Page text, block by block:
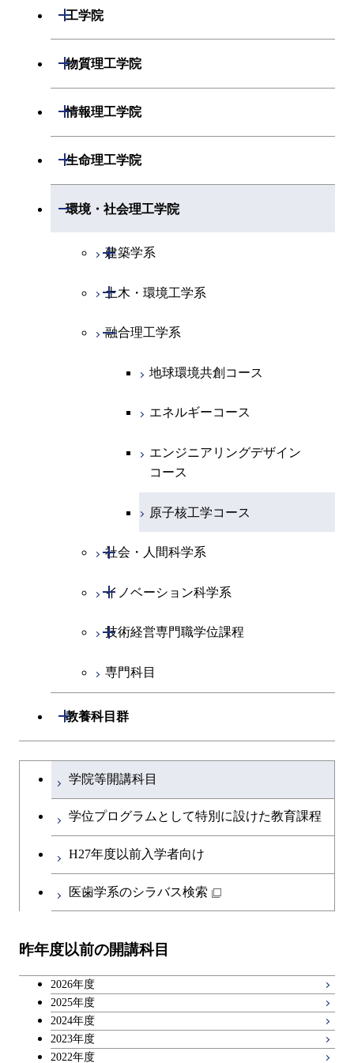
物理学コース
化学系
開閉
専門科目
工学院
開閉
機械系
開閉
エネルギーコース
ース
原子核工学コース
システム制御コース
電気電子系
開閉
エネルギーコース
ライフエンジニアリングコ
情報通信コース
エンジニアリングデザイン
ース
経営工学系
開閉
経営工学コース
エンジニアリングデザイン
専門科目
物質理工学院
開閉
材料系
開閉
エネルギーコース
ース
原子核工学コース
応用化学コース
ース
原子核工学コース
専門科目
情報理工学院
開閉
数理・計算科学系
開閉
ース
知能情報コース
生命理工学院
開閉
生命理工学系
開閉
生命理工学コース
ライフエンジニアリングコ
専門科目
環境・社会理工学院
開閉
建築学系
開閉
建築学コース
エンジニアリングデザイン
土木・環境工学系
開閉
土木工学コース
エンジニアリングデザイン
融合理工学系
開閉
地球環境共創コース
エネルギーコース
エンジニアリングデザイン
コース
原子核工学コース
社会・人間科学系
開閉
社会・人間科学コース
イノベーション科学系
開閉
イノベーション科学コース
技術経営専門職学位課程
開閉
技術経営専門職学位課程
専門科目
教養科目群
開閉
文系教養科目
英語科目
第二外国語科目
キャリア科目
大学院課程を切り替える
学院等開講科目
学位プログラムとして特別に設けた教育課程
H27年度以前入学者向け
医歯学系のシラバス検索
昨年度以前の開講科目
2026年度
2025年度
2024年度
2023年度
2022年度